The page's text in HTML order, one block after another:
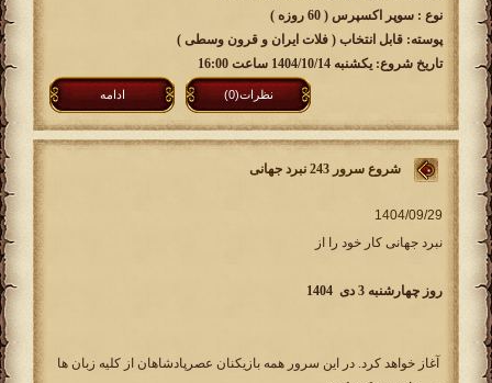
نوع : سوپر اکسپرس ( 60 روزه )
پوسته: قابل انتخاب ( فلات ایران و قرون وسطی )
تاریخ شروع: یکشنبه 1404/10/14 ساعت 16:00
ادامه نظرات(0)
شروع سرور 243 نبرد جهانی
نبرد جهانی کار خود را از
روز چهارشنبه 3 دی 1404
آغاز خواهد کرد. در این سرور همه بازیکنان عصرپادشاهان از کلیه زبان ها